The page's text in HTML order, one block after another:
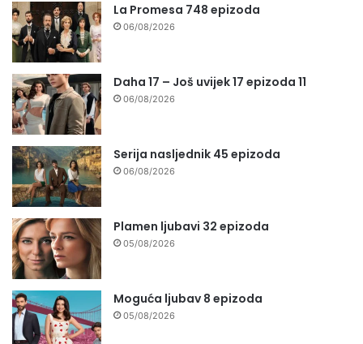
La Promesa 748 epizoda
06/08/2026
Daha 17 – Još uvijek 17 epizoda 11
06/08/2026
Serija nasljednik 45 epizoda
06/08/2026
Plamen ljubavi 32 epizoda
05/08/2026
Moguća ljubav 8 epizoda
05/08/2026